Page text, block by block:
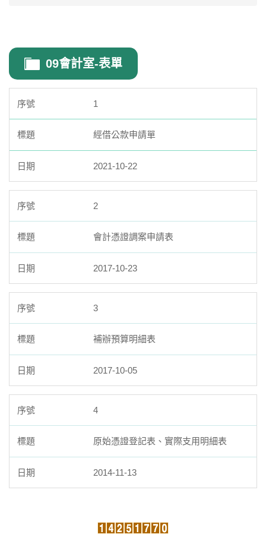
09會計室-表單
1
經借公款申請單
2021-10-22
2
會計憑證調案申請表
2017-10-23
3
補辦預算明細表
2017-10-05
4
原始憑證登記表、實際支用明細表
2014-11-13